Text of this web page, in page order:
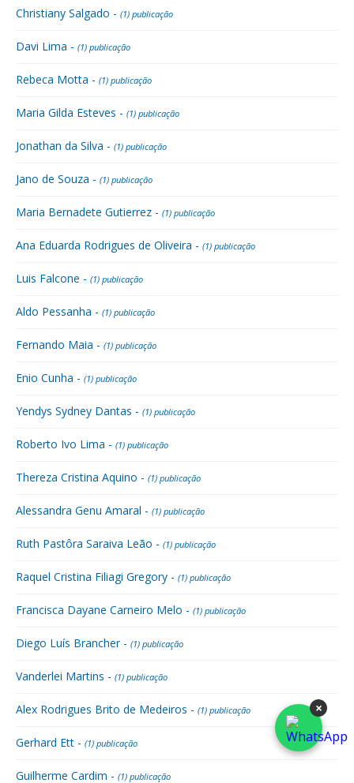
Christiany Salgado - (1) publicação
Davi Lima - (1) publicação
Rebeca Motta - (1) publicação
Maria Gilda Esteves - (1) publicação
Jonathan da Silva - (1) publicação
Jano de Souza - (1) publicação
Maria Bernadete Gutierrez - (1) publicação
Ana Eduarda Rodrigues de Oliveira - (1) publicação
Luis Falcone - (1) publicação
Aldo Pessanha - (1) publicação
Fernando Maia - (1) publicação
Enio Cunha - (1) publicação
Yendys Sydney Dantas - (1) publicação
Roberto Ivo Lima - (1) publicação
Thereza Cristina Aquino - (1) publicação
Alessandra Genu Amaral - (1) publicação
Ruth Pastôra Saraiva Leão - (1) publicação
Raquel Cristina Filiagi Gregory - (1) publicação
Francisca Dayane Carneiro Melo - (1) publicação
Diego Luís Brancher - (1) publicação
Vanderlei Martins - (1) publicação
Alex Rodrigues Brito de Medeiros - (1) publicação
Gerhard Ett - (1) publicação
Guilherme Cardim - (1) publicação
×